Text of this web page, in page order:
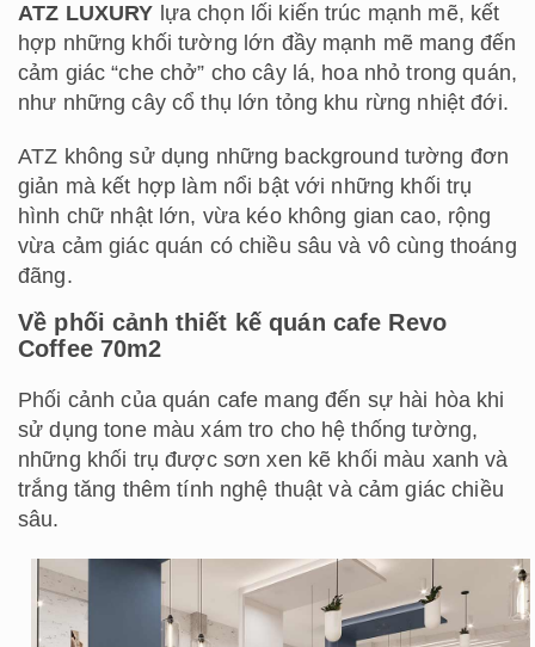
ATZ LUXURY lựa chọn lối kiến trúc mạnh mẽ, kết
hợp những khối tường lớn đầy mạnh mẽ mang đến
cảm giác “che chở” cho cây lá, hoa nhỏ trong quán,
như những cây cổ thụ lớn tỏng khu rừng nhiệt đới.
ATZ không sử dụng những background tường đơn
giản mà kết hợp làm nổi bật với những khối trụ
hình chữ nhật lớn, vừa kéo không gian cao, rộng
vừa cảm giác quán có chiều sâu và vô cùng thoáng
đãng.
Về phối cảnh thiết kế quán cafe Revo
Coffee 70m2
Phối cảnh của quán cafe mang đến sự hài hòa khi
sử dụng tone màu xám tro cho hệ thống tường,
những khối trụ được sơn xen kẽ khối màu xanh và
trắng tăng thêm tính nghệ thuật và cảm giác chiều
sâu.